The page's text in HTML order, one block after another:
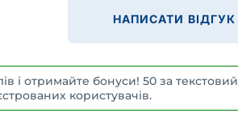
НАПИСАТИ ВІДГУК
і отримайте бонуси! 50 за текстовий
користувачів.